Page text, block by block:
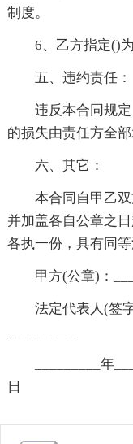
制度。
6、乙方指定()
五、违约责任：
违反本合同规
的损失由责任方全
六、其它：
本合同自甲乙
并加盖各自公章之
各执一份，具有同等
甲方(公章)：
法定代表人(签
_________年
日